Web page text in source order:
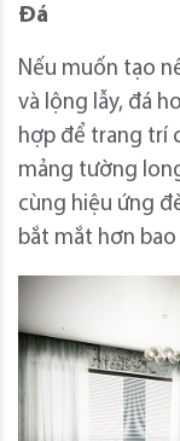
Đá
Nếu muốn tạo
và lộng lẫy, đá
hợp để trang trí
mảng tường
cùng hiệu ứng
bắt mắt hơn